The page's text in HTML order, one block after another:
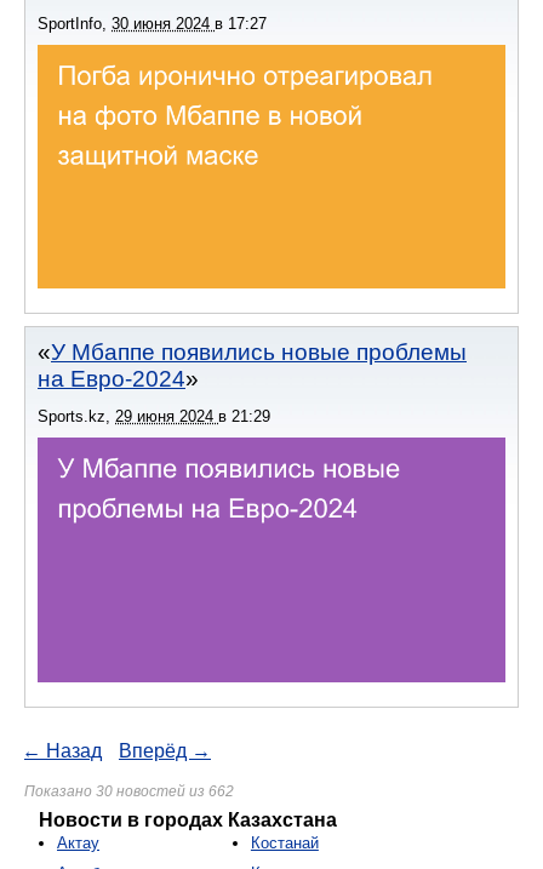
SportInfo 30 июня 2024 в 17:27
У Мбаппе появились новые проблемы
на Евро-2024
Sports.kz, 29 июня 2024 в 21:29
← Назад Вперёд →
Показано 30 новостей из 662
Новости в городах Казахстана
Актау
Костанай